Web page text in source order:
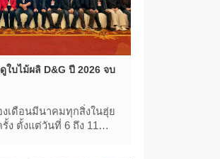
ใบไม้ผลิ D&G ปี 2026 จบ
เดือนมีนาคมทุกสิ่งในฮุ่ย
ง ตั้งแต่วันที่ 6 ถึง 11